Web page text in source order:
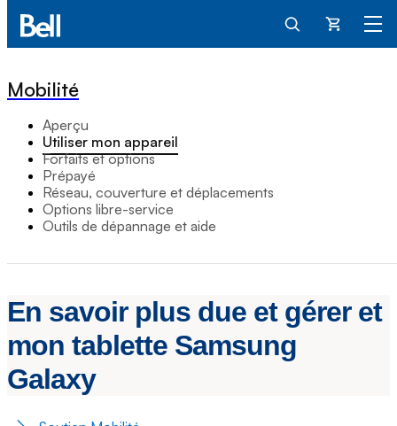
Panier
Mobilité
Aperçu
Utiliser mon appareil
Forfaits et options
Prépayé
Réseau, couverture et déplacements
Options libre-service
Outils de dépannage et aide
En savoir plus due et gérer et
mon tablette Samsung
Galaxy